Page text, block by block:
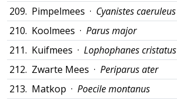
209. Pimpelmees · Cyanistes caeruleus
210. Koolmees · Parus major
211. Kuifmees · Lophophanes cristatus
212. Zwarte Mees · Periparus ater
213. Matkop · Poecile montanus